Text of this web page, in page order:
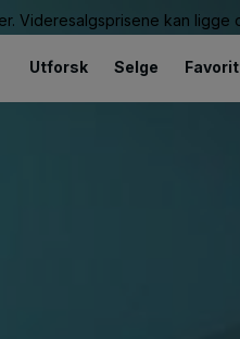
Videresalgsprisene kan
Utforsk Selge